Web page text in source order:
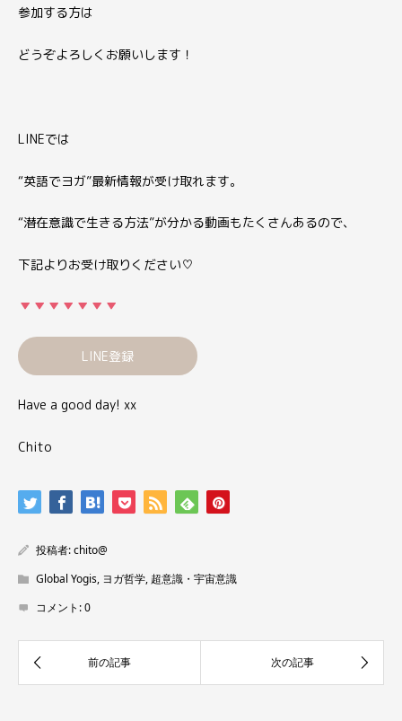
参加する方は
どうぞよろしくお願いします！
LINEでは
“英語でヨガ”最新情報が受け取れます。
“潜在意識で生きる方法”が分かる動画もたくさんあるので、
下記よりお受け取りください♡
LINE登録
Have a good day! xx
Chito
投稿者:chito@
Global Yogis, ヨガ哲学, 超意識・宇宙意識
コメント:0